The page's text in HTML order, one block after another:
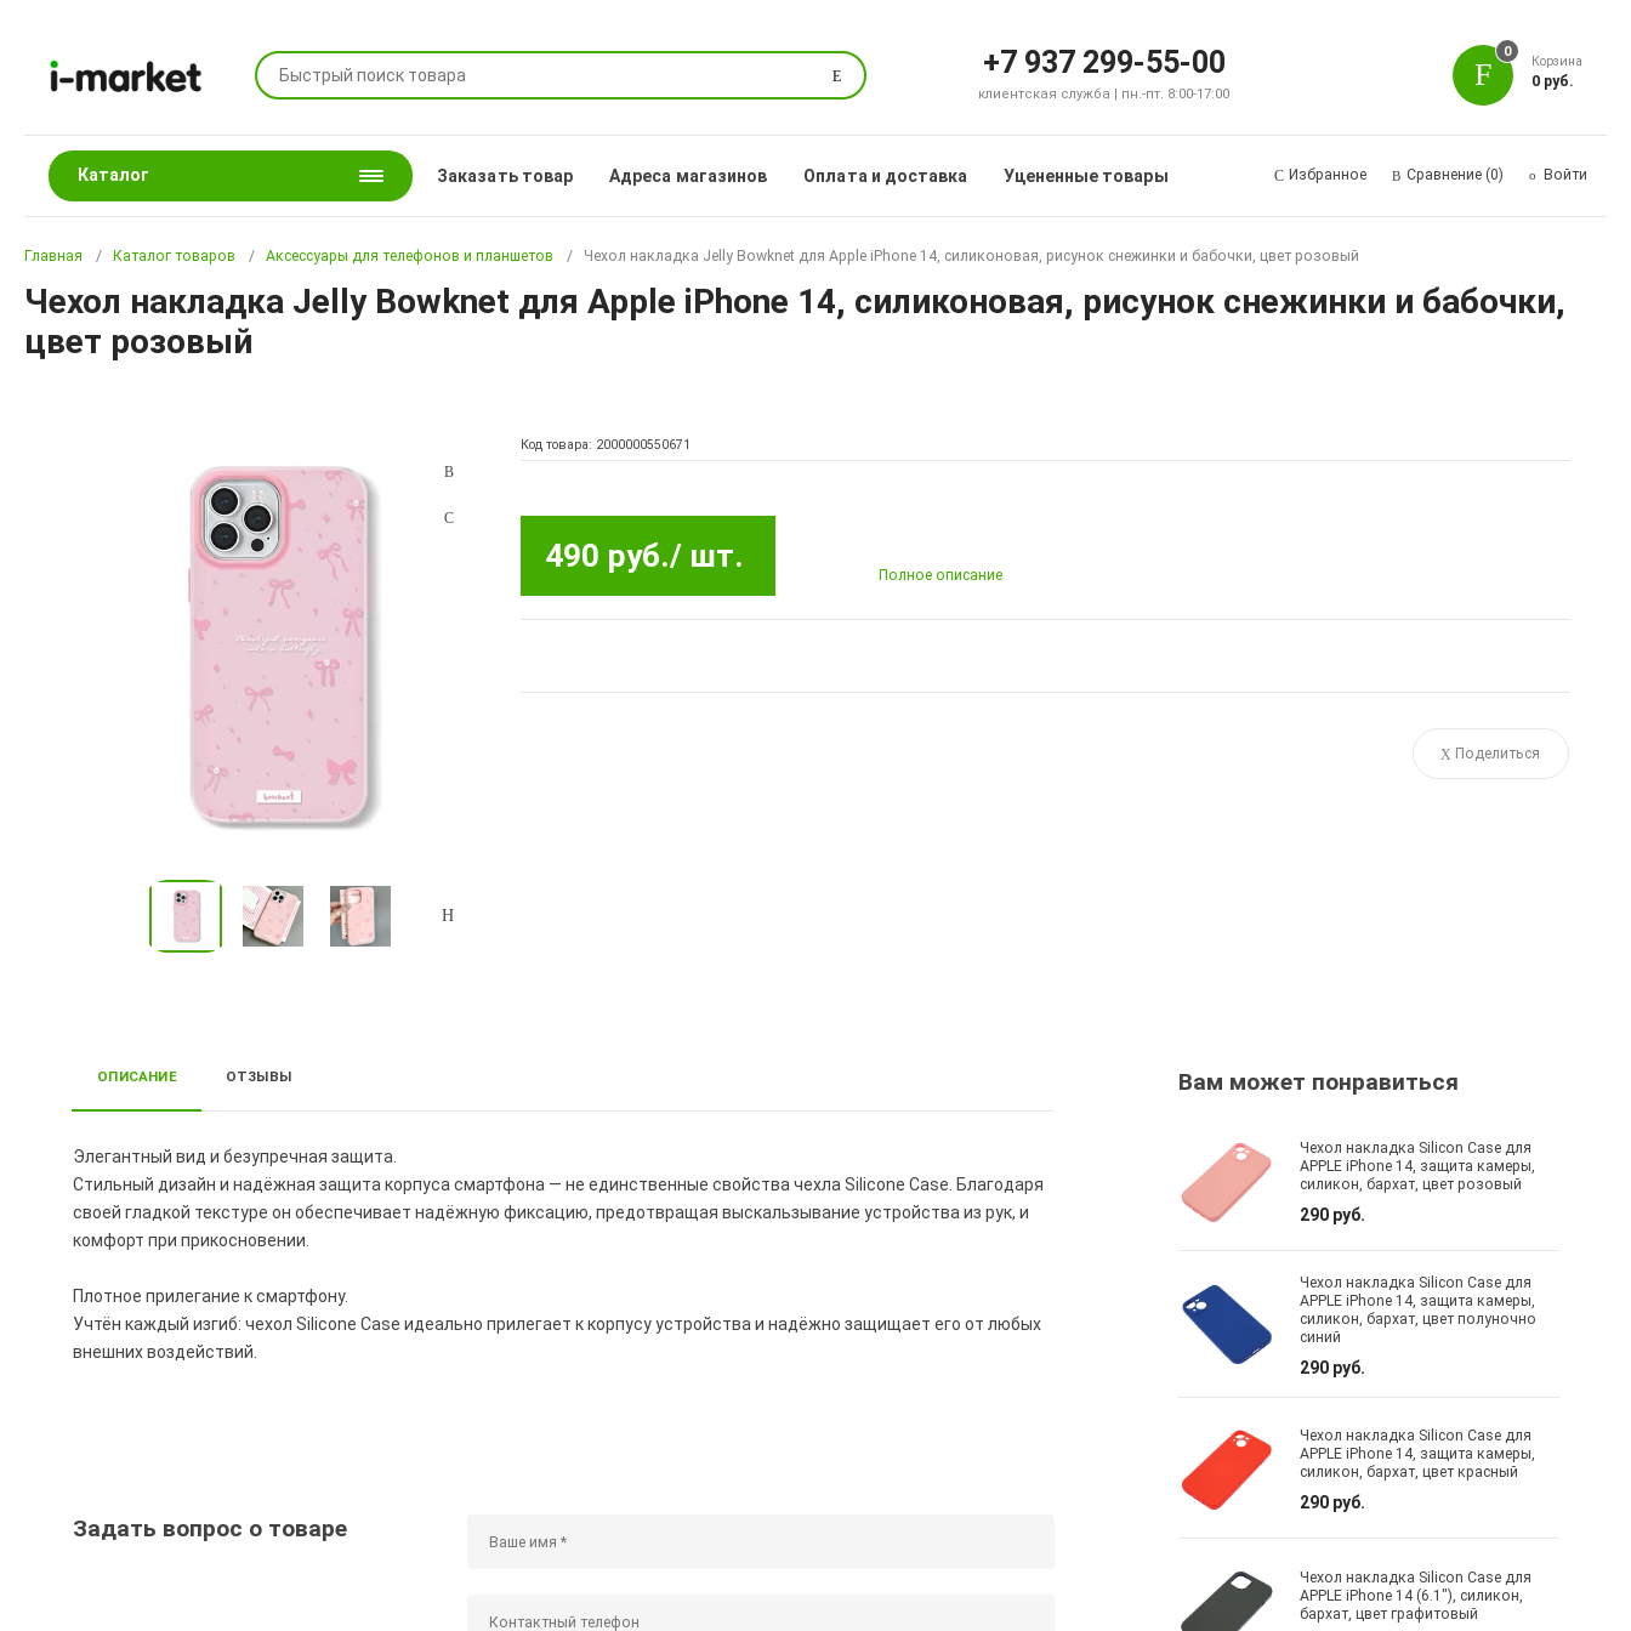
Поиск +7 937 299-55-00
клиентская служба | пн.-пт. 8:00-17:00
0
Корзина
0 руб.
Каталог Заказать товар Адреса магазинов Оплата и доставка Уцененные товары Избранное Сравнение (0) Войти
Главная Каталог товаров Аксессуары для телефонов и планшетов Чехол накладка Jelly Bowknet для Apple iPhone 14, силиконовая, рисунок снежинки и бабочки, цвет розовый
Чехол накладка Jelly Bowknet для Apple iPhone 14, силиконовая, рисунок снежинки и бабочки,
цвет розовый
Код товара: 2000000550671
490 руб./ шт.
Полное описание
Поделиться
ОПИСАНИЕ ОТЗЫВЫ
Элегантный вид и безупречная защита.
Стильный дизайн и надёжная защита корпуса смартфона — не единственные свойства чехла Silicone Case. Благодаря
своей гладкой текстуре он обеспечивает надёжную фиксацию, предотвращая выскальзывание устройства из рук, и
комфорт при прикосновении.
Плотное прилегание к смартфону.
Учтён каждый изгиб: чехол Silicone Case идеально прилегает к корпусу устройства и надёжно защищает его от любых
внешних воздействий.
Задать вопрос о товаре
Вам может понравиться
Чехол накладка Silicon Case для
APPLE iPhone 14, защита камеры,
силикон, бархат, цвет розовый
290 руб.
Чехол накладка Silicon Case для
APPLE iPhone 14, защита камеры,
силикон, бархат, цвет полуночно
синий
290 руб.
Чехол накладка Silicon Case для
APPLE iPhone 14, защита камеры,
силикон, бархат, цвет красный
290 руб.
Чехол накладка Silicon Case для
APPLE iPhone 14 (6.1"), силикон,
бархат, цвет графитовый